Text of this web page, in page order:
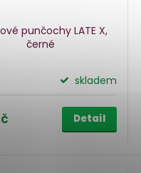
punčochy LATE X,
černé
skladem
Detail